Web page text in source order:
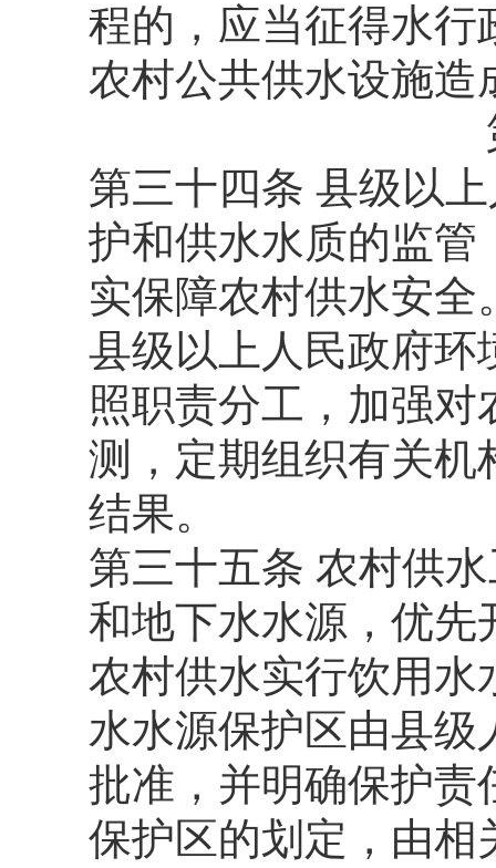
程的，应当征得水行
农村公共供水设施造
第三十四条 县级以
护和供水水质的监管
实保障农村供水安全
县级以上人民政府环
照职责分工，加强
测，定期组织有关机
结果。
第三十五条 农村供
和地下水水源，优先
农村供水实行饮用水
水水源保护区由县
批准，并明确保护责
保护区的划定，由相